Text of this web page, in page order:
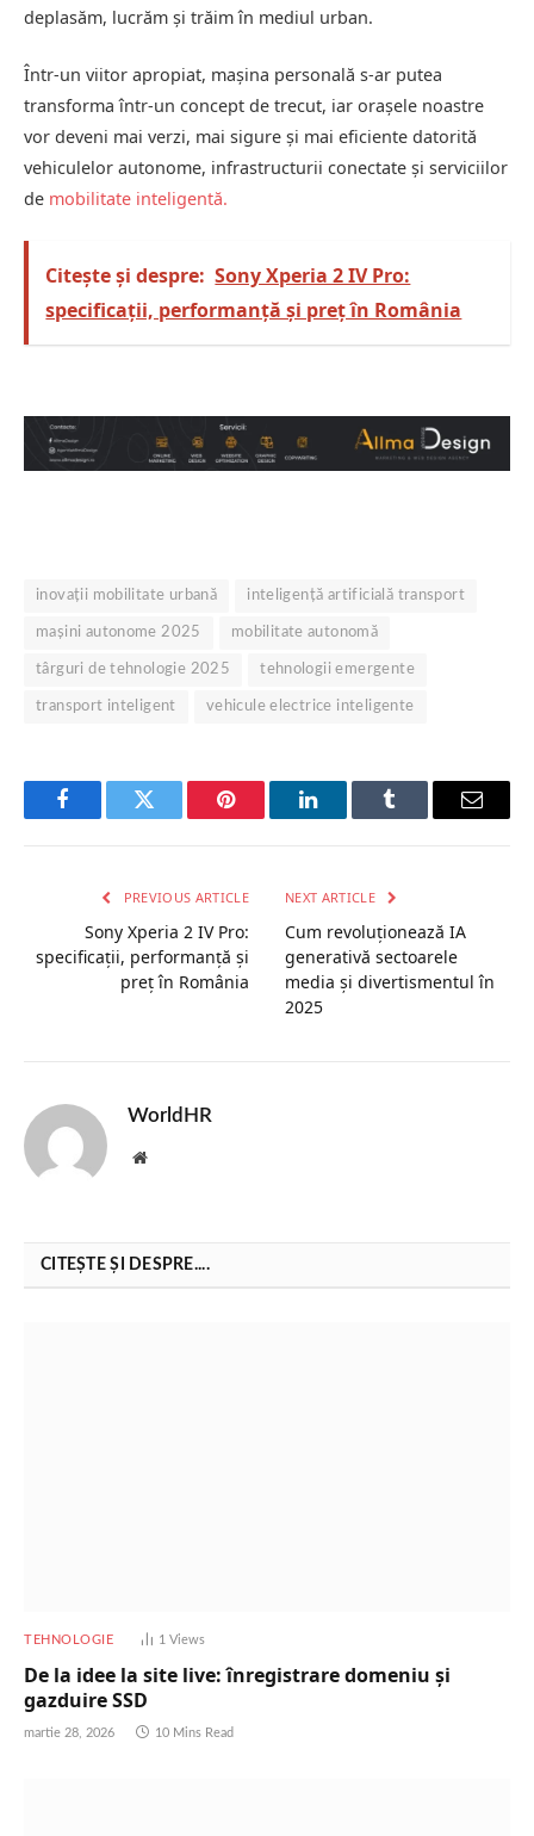
deplasăm, lucrăm și trăim în mediul urban.
Într-un viitor apropiat, mașina personală s-ar putea
transforma într-un concept de trecut, iar orașele noastre
vor deveni mai verzi, mai sigure și mai eficiente datorită
vehiculelor autonome, infrastructurii conectate și serviciilor
de mobilitate inteligentă.
Citește și despre: Sony Xperia 2 IV Pro:
specificații, performanță și preț în România
inovații mobilitate urbană inteligență artificială transport
mașini autonome 2025 mobilitate autonomă
târguri de tehnologie 2025 tehnologii emergente
transport inteligent vehicule electrice inteligente
FacebookTwitter Pinterest LinkedInTumblr Email
PREVIOUS ARTICLE
Sony Xperia 2 IV Pro:
specificații, performanță și
preț în România
NEXT ARTICLE
Cum revoluţionează IA
generativă sectoarele
media şi divertismentul în
2025
WorldHR
Website
CITEȘTE ȘI DESPRE....
TEHNOLOGIE 1 Views
De la idee la site live: înregistrare domeniu și
gazduire SSD
martie 28, 2026 10 Mins Read